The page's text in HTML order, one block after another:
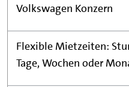
Volkswagen Konzern
Flexible Mietzeiten:
Tage, Wochen oder